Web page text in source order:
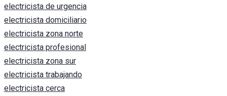
electricista de urgencia
electricista domiciliario
electricista zona norte
electricista profesional
electricista zona sur
electricista trabajando
electricista cerca